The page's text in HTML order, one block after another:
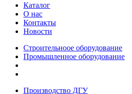
Каталог
О нас
Контакты
Новости
Строительноое оборудование
Промышленное оборудование
Производство ДГУ